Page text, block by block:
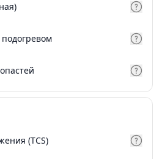
подогревом
(TCS)